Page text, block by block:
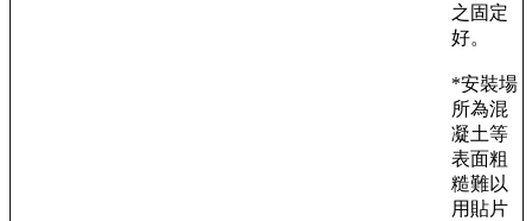
之固定
好。
*安裝場
所為混
凝土等
表面粗
糙難以
用貼片